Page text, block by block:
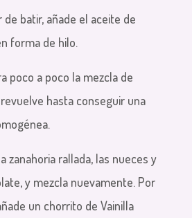
de batir, añade el aceite de
forma de hilo.
poco a poco la mezcla de
hasta conseguir una
zanahoria rallada, las nueces y
y mezcla nuevamente. Por
un chorrito de Vainilla